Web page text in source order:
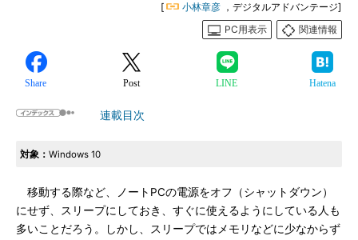
[ 小林章彦 ，デジタルアドバンテージ]
PC用表示
関連情報
Share Post LINE Hatena
連載目次
対象： Windows 10
移動する際など、ノートPCの電源をオフ（シャットダウン）
にせず、スリープにしておき、すぐに使えるようにしている人も
多いことだろう。しかし、スリープではメモリなどに少なからず